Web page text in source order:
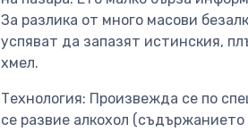
За разлика от много масови
успяват да запазят истинския,
хмел.
Технология: Произвежда се по
се развие алкохол